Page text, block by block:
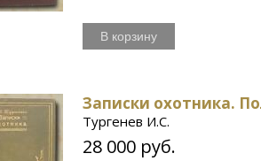
В корзину
Записки охотника.
Тургенев И.С.
28 000 руб.